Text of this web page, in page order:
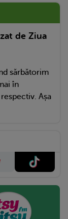
de Ziua
sărbătorim
în
Așa